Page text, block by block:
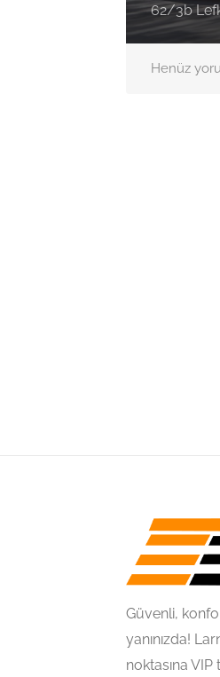
62/3b
Henüz
Güvenli,
yanınızda!
noktasına